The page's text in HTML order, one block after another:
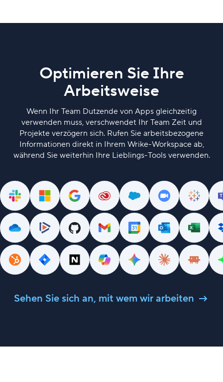
Optimieren Sie Ihre
Arbeitsweise
Wenn Ihr Team Dutzende von Apps gleichzeitig
verwenden muss, verschwendet Ihr Team Zeit und
Projekte verzögern sich. Rufen Sie arbeitsbezogene
Informationen direkt in Ihrem Wrike-Workspace ab,
während Sie weiterhin Ihre Lieblings-Tools verwenden.
Sehen Sie sich an, mit wem wir arbeiten